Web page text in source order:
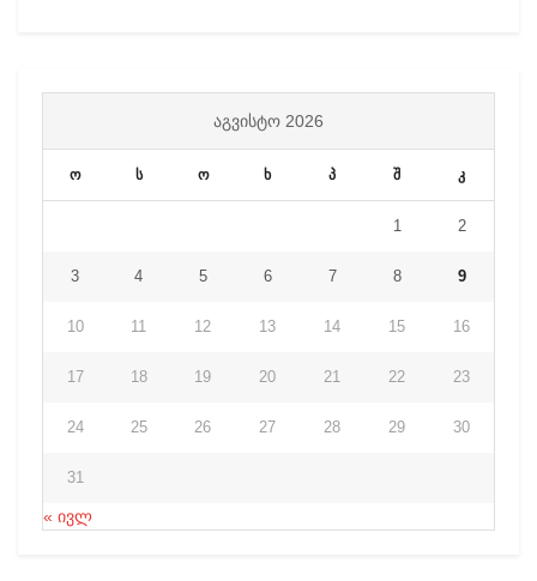
ᲐᲒᲕᲘᲡᲢᲝ 2026
ო ს ო ხ პ შ კ
1 2
3 4 5 6 7 8 9
10 11 12 13 14 15 16
17 18 19 20 21 22 23
24 25 26 27 28 29 30
31
« ივლ